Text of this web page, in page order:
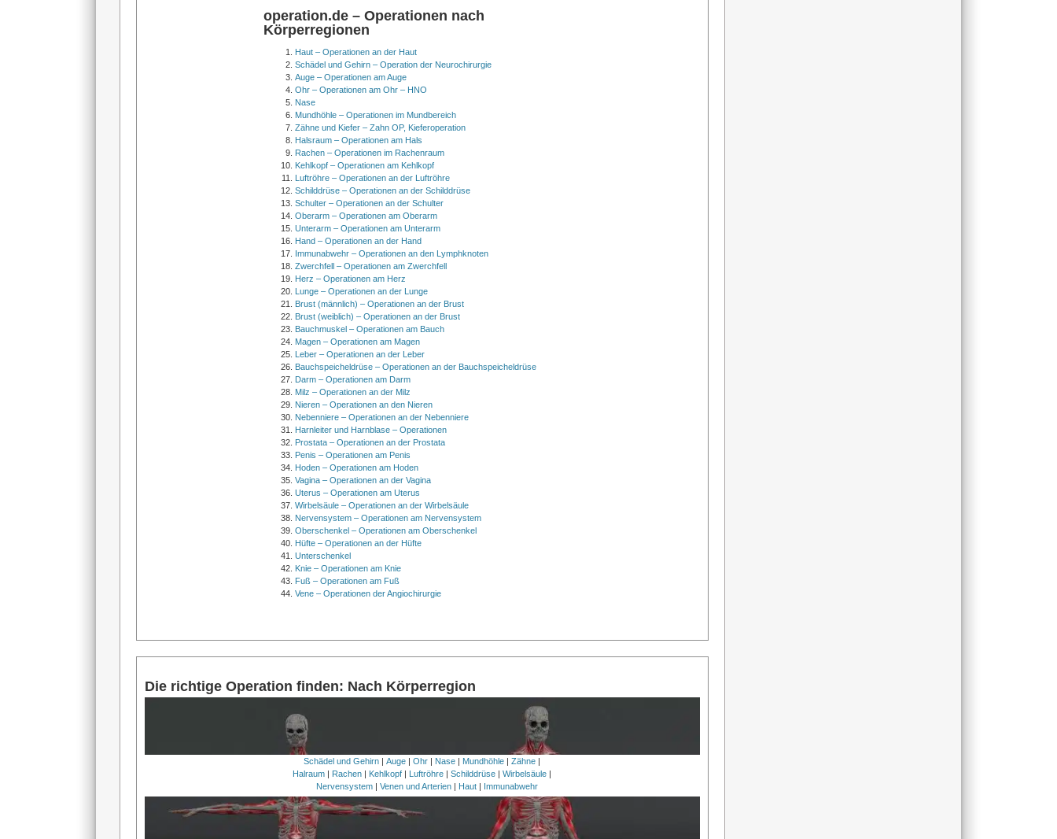
operation.de – Operationen nach
Körperregionen
Haut – Operationen an der Haut
Schädel und Gehirn – Operation der Neurochirurgie
Auge – Operationen am Auge
Ohr – Operationen am Ohr – HNO
Nase
Mundhöhle – Operationen im Mundbereich
Zähne und Kiefer – Zahn OP, Kieferoperation
Halsraum – Operationen am Hals
Rachen – Operationen im Rachenraum
Kehlkopf – Operationen am Kehlkopf
Luftröhre – Operationen an der Luftröhre
Schilddrüse – Operationen an der Schilddrüse
Schulter – Operationen an der Schulter
Oberarm – Operationen am Oberarm
Unterarm – Operationen am Unterarm
Hand – Operationen an der Hand
Immunabwehr – Operationen an den Lymphknoten
Zwerchfell – Operationen am Zwerchfell
Herz – Operationen am Herz
Lunge – Operationen an der Lunge
Brust (männlich) – Operationen an der Brust
Brust (weiblich) – Operationen an der Brust
Bauchmuskel – Operationen am Bauch
Magen – Operationen am Magen
Leber – Operationen an der Leber
Bauchspeicheldrüse – Operationen an der Bauchspeicheldrüse
Darm – Operationen am Darm
Milz – Operationen an der Milz
Nieren – Operationen an den Nieren
Nebenniere – Operationen an der Nebenniere
Harnleiter und Harnblase – Operationen
Prostata – Operationen an der Prostata
Penis – Operationen am Penis
Hoden – Operationen am Hoden
Vagina – Operationen an der Vagina
Uterus – Operationen am Uterus
Wirbelsäule – Operationen an der Wirbelsäule
Nervensystem – Operationen am Nervensystem
Oberschenkel – Operationen am Oberschenkel
Hüfte – Operationen an der Hüfte
Unterschenkel
Knie – Operationen am Knie
Fuß – Operationen am Fuß
Vene – Operationen der Angiochirurgie
Die richtige Operation finden: Nach Körperregion
Schädel und Gehirn |Auge |Ohr Nase Mundhöhle |Zähne
Halraum
Rachen Kehlkopf Luftröhre |Schilddrüse |Wirbelsäule
Nervensystem| Venen und Arterien| Haut| Immunabwehr